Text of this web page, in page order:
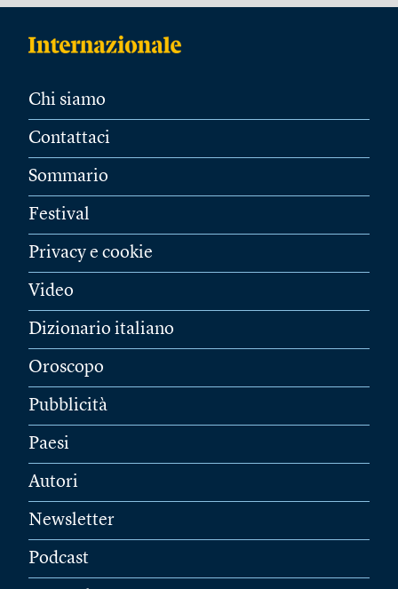
Chi siamo
Contattaci
Sommario
Festival
Privacy e cookie
Video
Dizionario italiano
Oroscopo
Pubblicità
Paesi
Autori
Newsletter
Podcast